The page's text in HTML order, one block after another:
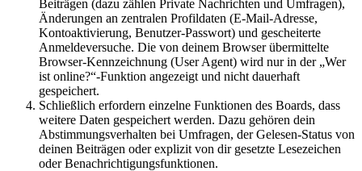
Beiträgen (dazu zählen Private Nachrichten und Umfragen),
Änderungen an zentralen Profildaten (E-Mail-Adresse,
Kontoaktivierung, Benutzer-Passwort) und gescheiterte
Anmeldeversuche. Die von deinem Browser übermittelte
Browser-Kennzeichnung (User Agent) wird nur in der „Wer
ist online?“-Funktion angezeigt und nicht dauerhaft
gespeichert.
Schließlich erfordern einzelne Funktionen des Boards, dass
weitere Daten gespeichert werden. Dazu gehören dein
Abstimmungsverhalten bei Umfragen, der Gelesen-Status von
deinen Beiträgen oder explizit von dir gesetzte Lesezeichen
oder Benachrichtigungsfunktionen.